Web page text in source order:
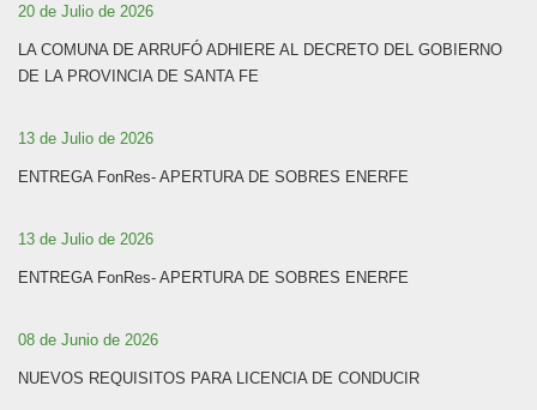
20 de Julio de 2026
LA COMUNA DE ARRUFÓ ADHIERE AL DECRETO DEL GOBIERNO
DE LA PROVINCIA DE SANTA FE
13 de Julio de 2026
ENTREGA FonRes- APERTURA DE SOBRES ENERFE
13 de Julio de 2026
ENTREGA FonRes- APERTURA DE SOBRES ENERFE
08 de Junio de 2026
NUEVOS REQUISITOS PARA LICENCIA DE CONDUCIR